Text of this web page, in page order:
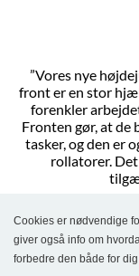
”Vores nye
front er en stor
forenkler
Fronten gør, at de
tasker, og den er
rollatorer.
Cookies er nødvendige
giver også info om
forbedre den både for